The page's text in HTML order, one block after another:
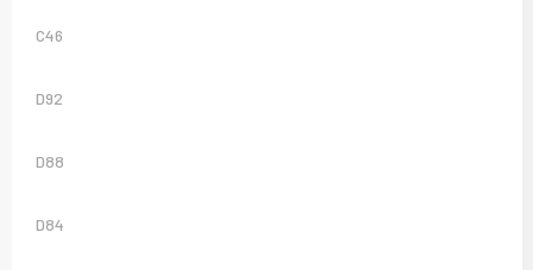
C46
D92
D88
D84